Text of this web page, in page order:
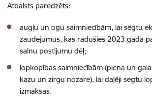
Atbalsts paredzēts:
augļu un ogu saimniecībām, lai segtu
zaudējumus, kas radušies 2023.gada
salnu postījumu dēļ;
lopkopības saimniecībām (piena un
kazu un zirgu nozare), lai daļēji segtu
izmaksas.